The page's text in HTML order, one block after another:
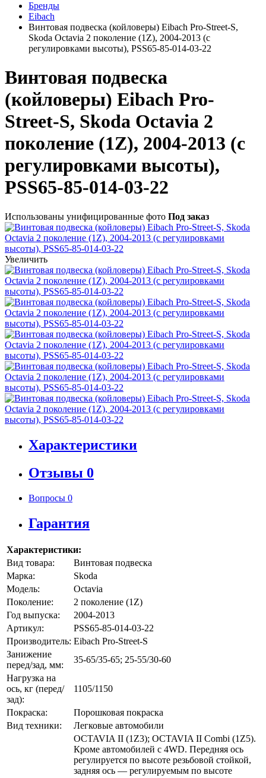
Бренды
Eibach
Винтовая подвеска (койловеры) Eibach Pro-Street-S,
Skoda Octavia 2 поколение (1Z), 2004-2013 (с
регулировками высоты), PSS65-85-014-03-22
Винтовая подвеска
(койловеры) Eibach Pro-
Street-S, Skoda Octavia 2
поколение (1Z), 2004-2013 (с
регулировками высоты),
PSS65-85-014-03-22
Использованы унифицированные фото Под заказ
Увеличить
Характеристики
Отзывы 0
Вопросы 0
Гарантия
Характеристики:
Вид товара:
Винтовая подвеска
Марка:
Skoda
Модель:
Octavia
Поколение:
2 поколение (1Z)
Год выпуска:
2004-2013
Артикул:
PSS65-85-014-03-22
Производитель: Eibach Pro-Street-S
Занижение
перед/зад, мм:
35-65/35-65; 25-55/30-60
Нагрузка на
ось, кг (перед/
зад):
1105/1150
Покраска:
Порошковая покраска
Вид техники:
Легковые автомобили
OCTAVIA II (1Z3); OCTAVIA II Combi (1Z5).
Кроме автомобилей с 4WD. Передняя ось
регулируется по высоте резьбовой стойкой,
задняя ось — регулируемым по высоте